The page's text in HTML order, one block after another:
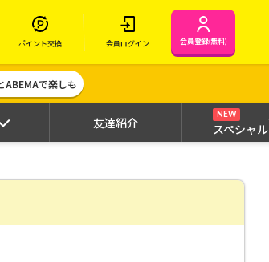
ポイント交換 会員ログイン 会員登録(無料)
ABEMAで楽しも
友達紹介
NEW
スペシャル